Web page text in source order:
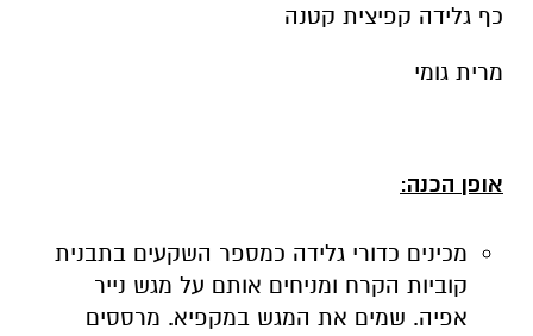
כף גלידה קפיצית קטנה
מרית גומי
אופן הכנה:
מכינים כדורי גלידה כמספר השקעים בתבנית
קוביות הקרח ומניחים אותם על מגש נייר
אפיה. שמים את המגש במקפיא. מרססים